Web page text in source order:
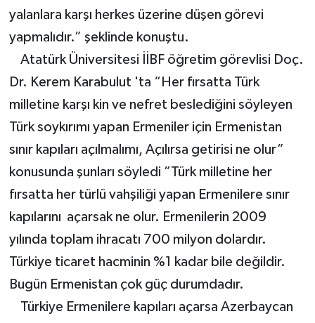
yalanlara karşı herkes üzerine düşen görevi
yapmalıdır.” şeklinde konuştu.
Atatürk Üniversitesi İİBF öğretim görevlisi Doç.
Dr. Kerem Karabulut 'ta “Her fırsatta Türk
milletine karşı kin ve nefret beslediğini söyleyen
Türk soykırımı yapan Ermeniler için Ermenistan
sınır kapıları açılmalımı, Açılırsa getirisi ne olur”
konusunda şunları söyledi ”Türk milletine her
fırsatta her türlü vahşiliği yapan Ermenilere sınır
kapılarını açarsak ne olur. Ermenilerin 2009
yılında toplam ihracatı 700 milyon dolardır.
Türkiye ticaret hacminin %1 kadar bile değildir.
Bugün Ermenistan çok güç durumdadır.
Türkiye Ermenilere kapıları açarsa Azerbaycan